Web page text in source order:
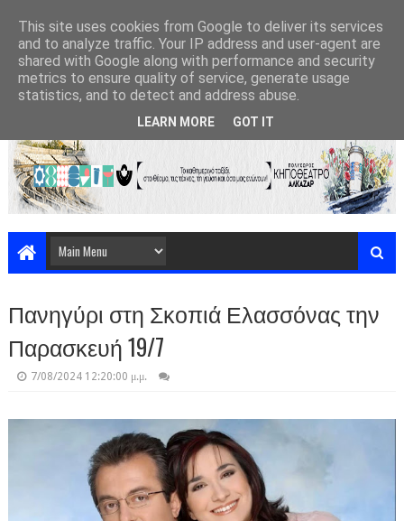
Πανηγύρι στη Σκοπιά Ελασσόνας την
Παρασκευή 19/7
7/08/2024 12:20:00 μ.μ.
This site uses cookies from Google to deliver its services
and to analyze traffic. Your IP address and user-agent are
shared with Google along with performance and security
metrics to ensure quality of service, generate usage
statistics, and to detect and address abuse.
LEARN MORE GOT IT